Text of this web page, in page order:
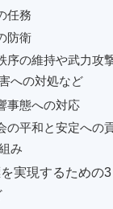
任務
防衛
の維持や武力攻
への対処など
態への対応
平和と安定への
み
実現するための3